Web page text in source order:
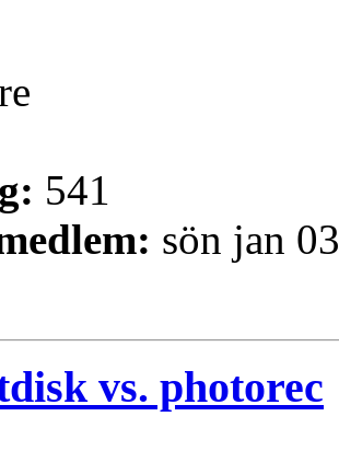
541
sön jan
vs. photorec